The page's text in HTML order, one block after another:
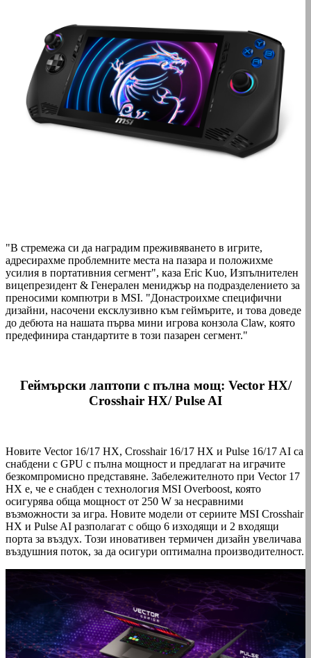
"В стремежа си да наградим преживяването в игрите,
адресирахме проблемните места на пазара и положихме
усилия в портативния сегмент", каза Eric Kuo, Изпълнителен
вицепрезидент & Генерален мениджър на подразделението за
преносими компютри в MSI. "Донастроихме специфични
дизайни, насочени ексклузивно към геймърите, и това доведе
до дебюта на нашата първа мини игрова конзола Claw, която
предефинира стандартите в този пазарен сегмент."
Геймърски лаптопи с пълна мощ: Vector HX/
Crosshair HX/ Pulse AI
Новите Vector 16/17 HX, Crosshair 16/17 HX и Pulse 16/17 AI са
снабдени с GPU с пълна мощност и предлагат на играчите
безкомпромисно представяне. Забележителното при Vector 17
HX е, че е снабден с технология MSI Overboost, която
осигурява обща мощност от 250 W за несравними
възможности за игра. Новите модели от сериите MSI Crosshair
HX и Pulse AI разполагат с общо 6 изходящи и 2 входящи
порта за въздух. Този иновативен термичен дизайн увеличава
въздушния поток, за да осигури оптимална производителност.